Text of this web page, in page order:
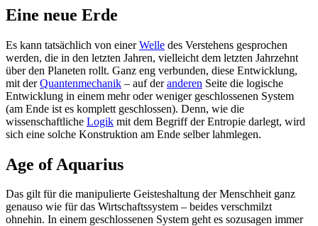
Eine neue Erde
Es kann tatsächlich von einerWelle des Verstehens gesprochen
werden, die in den letzten Jahren, vielleicht dem letzten Jahrzehnt
über den Planeten rollt. Ganz eng verbunden, diese Entwicklung,
mit derQuantenmechanik – auf deranderen Seite die logische
Entwicklung in einem mehr oder weniger geschlossenen System
(am Ende ist es komplett geschlossen). Denn, wie die
wissenschaftliche Logik mit dem Begriff der Entropie darlegt, wird
sich eine solche Konstruktion am Ende selber lahmlegen.
Age of Aquarius
Das gilt für die manipulierte Geisteshaltung der Menschheit ganz
genauso wie für das Wirtschaftssystem – beides verschmilzt
ohnehin. In einem geschlossenen System geht es sozusagen immer